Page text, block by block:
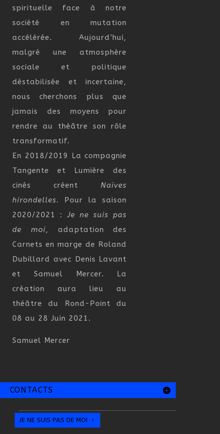
spirituelle face à notre
société en mutation
accélérée. Aujourd’hui,
malgré une atmosphère
sociale et politique
déstabilisée et incertaine,
nous cherchons plus que
jamais des moyens pour
rendre au théâtre son rôle
transformatif.
En 2018/2019 La compagnie
Tangente et Lumière des
cinés créentNaïves
hirondelles. Pour la saison
2020/2021 :Je ne suis pas
de moi, adaptation des
Carnets en marge de Roland
Dubillard avec Denis Lavant
et Samuel Mercer. La
création aura lieu au
théâtre du Rond-Point du
08 au 28 Juin 2021.
Samuel Mercer
CONTACTS
JE NE SUIS PAS DE MOI